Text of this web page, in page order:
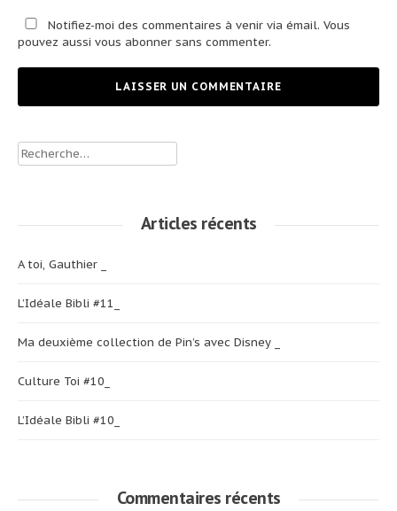
Notifiez-moi des commentaires à venir via émail. Vous
pouvez aussi vous abonner sans commenter.
Rechercher :
Articles récents
A toi, Gauthier _
L’Idéale Bibli #11_
Ma deuxième collection de Pin’s avec Disney _
Culture Toi #10_
L’Idéale Bibli #10_
Commentaires récents